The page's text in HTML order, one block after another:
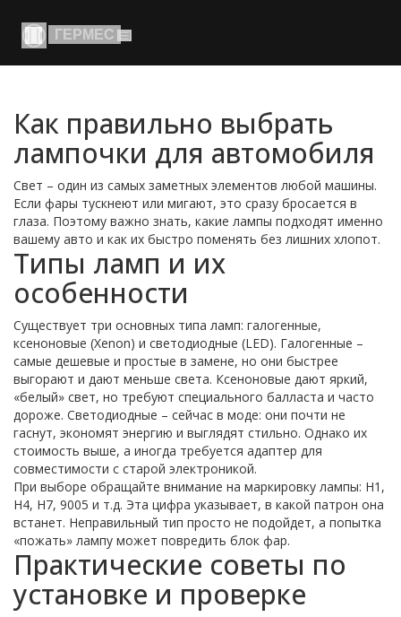
Как правильно выбрать
лампочки для автомобиля
Свет – один из самых заметных элементов любой машины.
Если фары тускнеют или мигают, это сразу бросается в
глаза. Поэтому важно знать, какие лампы подходят именно
вашему авто и как их быстро поменять без лишних хлопот.
Типы ламп и их
особенности
Существует три основных типа ламп: галогенные,
ксеноновые (Xenon) и светодиодные (LED). Галогенные –
самые дешевые и простые в замене, но они быстрее
выгорают и дают меньше света. Ксеноновые дают яркий,
«белый» свет, но требуют специального балласта и часто
дороже. Светодиодные – сейчас в моде: они почти не
гаснут, экономят энергию и выглядят стильно. Однако их
стоимость выше, а иногда требуется адаптер для
совместимости с старой электроникой.
При выборе обращайте внимание на маркировку лампы: H1,
H4, H7, 9005 и т.д. Эта цифра указывает, в какой патрон она
встанет. Неправильный тип просто не подойдет, а попытка
«пожать» лампу может повредить блок фар.
Практические советы по
установке и проверке